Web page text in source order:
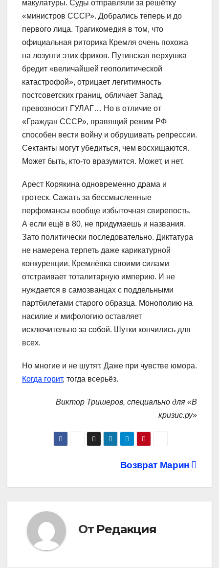
макулатуры. Суды отправляли за решётку
«министров СССР». Добрались теперь и до
первого лица. Трагикомедия в том, что
официальная риторика Кремля очень похожа
на лозунги этих фриков. Путинская верхушка
бредит «величайшей геополитической
катастрофой», отрицает легитимность
постсоветских границ, обличает Запад,
превозносит ГУЛАГ… Но в отличие от
«Граждан СССР», правящий режим РФ
способен вести войну и обрушивать репрессии.
Сектанты могут убедиться, чем восхищаются.
Может быть, кто-то вразумится. Может, и нет.
Арест Корякина одновременно драма и
гротеск. Сажать за бессмысленные
перфомансы вообще избыточная свирепость.
А если ещё в 80, не придумаешь и названия.
Зато политически последовательно. Диктатура
не намерена терпеть даже карикатурной
конкуренции. Кремлёвка своими силами
отстраивает тоталитарную империю. И не
нуждается в самозванцах с поддельными
партбилетами старого образца. Монополию на
насилие и мифологию оставляет
исключительно за собой. Шутки кончились для
всех.
Но многие и не шутят. Даже при чувстве юмора.
Когда горит, тогда всерьёз.
Виктор Тришеров, специально для «В
кризис.ру»
по
записям
Возврат Марин
От Редакция